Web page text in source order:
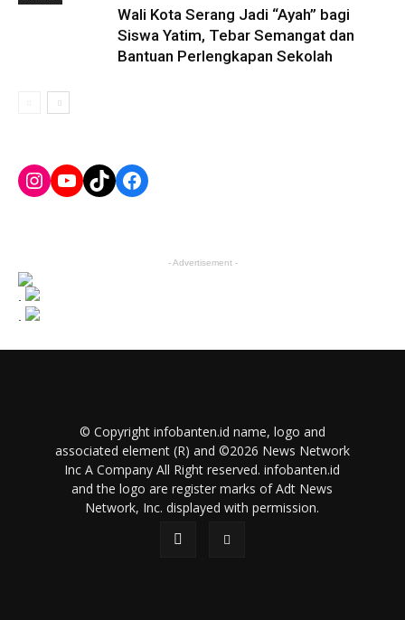
Wali Kota Serang Jadi “Ayah” bagi
Siswa Yatim, Tebar Semangat dan
Bantuan Perlengkapan Sekolah
Instagram
YouTube
TikTokFacebook
- Advertisement -
© Copyright infobanten.id name, logo and
associated element (R) and ©2026 News Network
Inc A Company All Right reserved. infobanten.id
and the logo are register marks of Adt News
Network, Inc. displayed with permission.